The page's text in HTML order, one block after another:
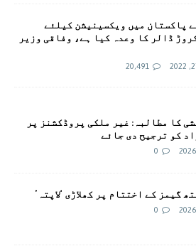
پاکستان میں ویکسینیشن کیلئے
2 کروڑ ڈالر کا وعدہ کیا ہے، وفاقی وزیر
20,491
کا مطالبہ: غیر ملکی پروڈکشنز پر
کو ترجیح دی جائے
0
گیمز کے اختتام پر کھلاڑی ‘لاپتہ’
0